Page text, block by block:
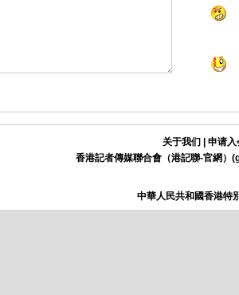
关于我们
申请入
香港記者傳媒聯合會（港記聯-官網）(
中華人民共和國香港特